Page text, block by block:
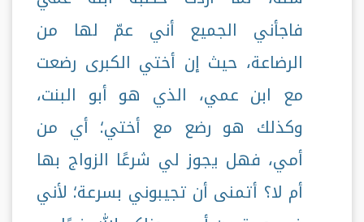
فاجأني الجميع أني عمّ لها من
الرضاعة، حيث إن أختي الكبرى رضعت
مع ابن عمي، الذي هو أبو البنت،
وكذلك هو رضع مع أختي؛ أي من
أمي، فهل يجوز لي شرعًا الزواج بها
أم لا؟ أتمنى أن تجيبوني بسرعة؛ لأني